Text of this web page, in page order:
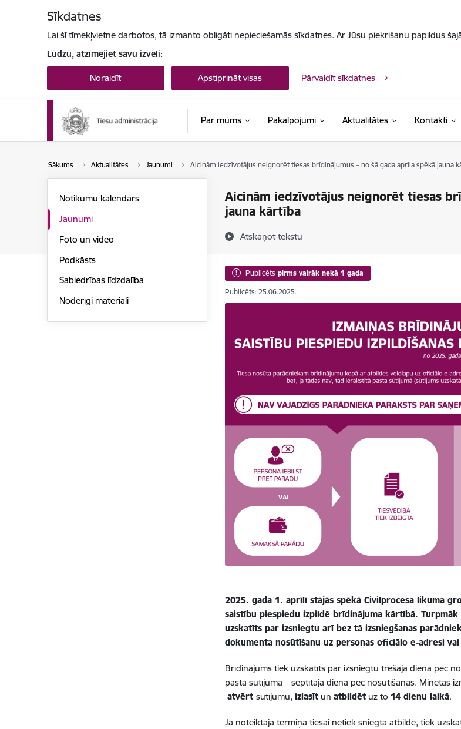
Sīkdatnes
Lai šī tīmekļvietne darbotos, tā izmanto obligāti nepieciešamās sīkdatnes. Ar Jūsu piekrišanu papildus
Lūdzu, atzīmējiet savu izvēli:
Noraidīt Apstiprināt visas Pārvaldīt sīkdatnes
Par mums Pakalpojumi Aktualitātes Kontakti
Sākums Aktualitātes Jaunumi Aicinām iedzīvotājus neignorēt tiesas brīdinājumus – no šā gada aprīļa spēkā jauna
Aicinām iedzīvotājus neignorēt tiesas
jauna kārtība
Atskaņot tekstu
Notikumu kalendārs
Jaunumi
Foto un video
Podkāsts
Sabiedrības līdzdalība
Noderīgi materiāli
Publicēts pirms vairāk nekā 1 gada
Publicēts: 25.06.2025.
2025. gada 1. aprīlī stājās spēkā Civilprocesa likuma
saistību piespiedu izpildē brīdinājuma kārtībā.
uzskatīts par izsniegtu arī bez tā izsniegšanas
dokumenta nosūtīšanu uz personas oficiālo e-adresi
Brīdinājums tiek uzskatīts par izsniegtu trešajā dienā pēc
pasta sūtījumā – septītajā dienā pēc nosūtīšanas. Minētās
atvērtsūtījumu,izlasīt unatbildēt uz to14 dienu laikā.
Ja noteiktajā termiņā tiesai netiek sniegta atbilde, tiek